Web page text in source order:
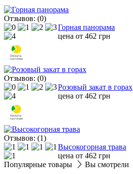
Отзывов: (0)
Горная панорама
цена от 462 грн
Отзывов: (0)
Розовый закат в горах
цена от 462 грн
Отзывов: (1)
Высокогорная трава
цена от 462 грн
Популярные товары Вы смотрели